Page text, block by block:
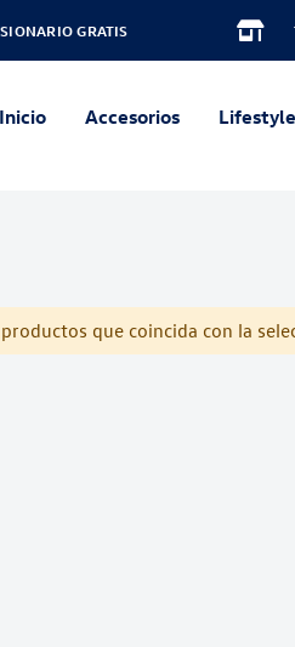
GRATIS
Inicio Accesorios Lifestyle
que coincida con la